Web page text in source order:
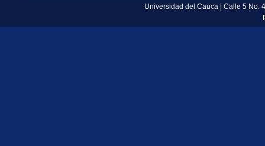
Universidad del Cauca | Calle 5 No.